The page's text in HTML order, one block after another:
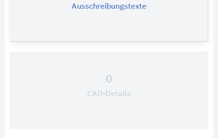
Ausschreibungstexte
0
CAD-Details